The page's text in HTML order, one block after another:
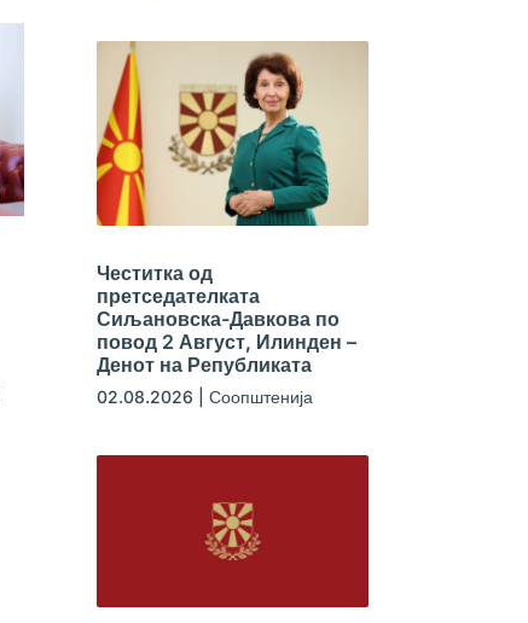
Честитка од
претседателката
Сиљановска-Давкова по
повод 2 Август, Илинден –
Денот на Републиката
02.08.2026 Соопштенија